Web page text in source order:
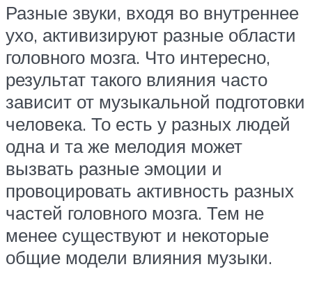
Разные звуки, входя во внутреннее
ухо, активизируют разные области
головного мозга. Что интересно,
результат такого влияния часто
зависит от музыкальной подготовки
человека. То есть у разных людей
одна и та же мелодия может
вызвать разные эмоции и
провоцировать активность разных
частей головного мозга. Тем не
менее существуют и некоторые
общие модели влияния музыки.